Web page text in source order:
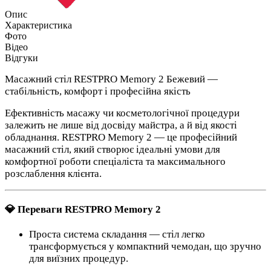
Опис
Характеристика
Фото
Відео
Відгуки
Масажний стіл RESTPRO Memory 2 Бежевий —
стабільність, комфорт і професійна якість
Ефективність масажу чи косметологічної процедури
залежить не лише від досвіду майстра, а й від якості
обладнання. RESTPRO Memory 2 — це професійний
масажний стіл, який створює ідеальні умови для
комфортної роботи спеціаліста та максимального
розслаблення клієнта.
💎 Переваги RESTPRO Memory 2
Проста система складання — стіл легко
трансформується у компактний чемодан, що зручно
для виїзних процедур.